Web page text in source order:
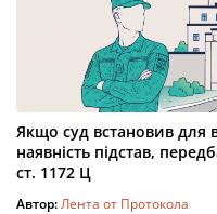
Якщо суд встановив для
наявність підстав,
ст. 1172 Ц
Автор:Лента от Протокола